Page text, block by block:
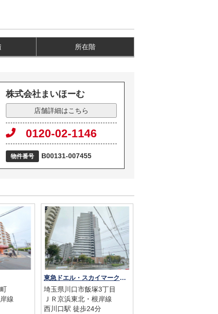
所在階
株式会社まいほーむ
店舗詳細はこちら
0120-02-1146
物件番号 B00131-007455
線
東急ドエル・スカイマークタワー川口
埼玉県川口市飯塚3丁目
ＪＲ京浜東北・根岸線
西川口駅 徒歩24分